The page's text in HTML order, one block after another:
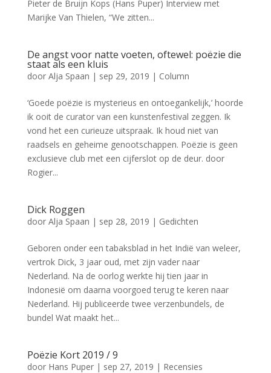
Pieter de Bruijn Kops (Hans Puper) Interview met
Marijke Van Thielen, “We zitten...
De angst voor natte voeten, oftewel: poëzie die
staat als een kluis
door Alja Spaan | sep 29, 2019 | Column
‘Goede poëzie is mysterieus en ontoegankelijk,’ hoorde
ik ooit de curator van een kunstenfestival zeggen. Ik
vond het een curieuze uitspraak. Ik houd niet van
raadsels en geheime genootschappen. Poëzie is geen
exclusieve club met een cijferslot op de deur. door
Rogier...
Dick Roggen
door Alja Spaan | sep 28, 2019 | Gedichten
Geboren onder een tabaksblad in het Indië van weleer,
vertrok Dick, 3 jaar oud, met zijn vader naar
Nederland. Na de oorlog werkte hij tien jaar in
Indonesië om daarna voorgoed terug te keren naar
Nederland. Hij publiceerde twee verzenbundels, de
bundel Wat maakt het...
Poëzie Kort 2019 / 9
door Hans Puper| sep 27, 2019 | Recensies